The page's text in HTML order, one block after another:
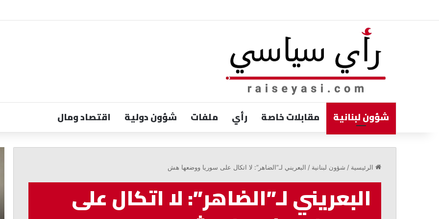
شؤون لبنانية مقابلات خاصة رأي ملفات شؤون دولية اقتصاد ومال
الرئيسية / شؤون لبنانية / البعريني لـ”الضاهر”: لا اتكال على سوريا ووضعها هش
البعريني لـ”الضاهر”: لا اتكال على
حول
الدولة
ضرورة
لمواجهة
إعلام
يضمن
الحرية
والاستقلالية